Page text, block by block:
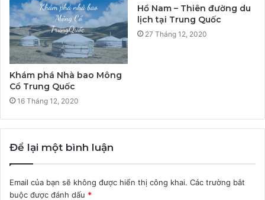
Khám phá Nhà bao Mông
Cổ Trung Quốc
16 Tháng 12, 2020
Hồ Nam – Thiên đường du
lịch tại Trung Quốc
27 Tháng 12, 2020
Để lại một bình luận
Email của bạn sẽ không được hiển thị công khai. Các trường bắt
buộc được đánh dấu *